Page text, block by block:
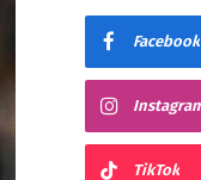
Facebook
TikTok